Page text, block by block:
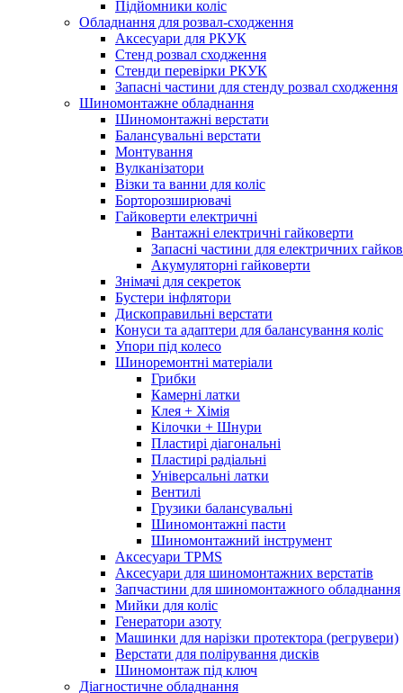
Підйомники коліс
Обладнання для розвал-сходження
Аксесуари для РКУК
Стенд розвал сходження
Стенди перевірки РКУК
Запасні частини для стенду розвал сходження
Шиномонтажне обладнання
Шиномонтажні верстати
Балансувальні верстати
Монтування
Вулканізатори
Візки та ванни для коліс
Борторозширювачі
Гайковерти електричні
Вантажні електричні гайковерти
Запасні частини для електричних
Акумуляторні гайковерти
Знімачі для секреток
Бустери інфлятори
Дископравильні верстати
Конуси та адаптери для балансування коліс
Упори під колесо
Шиноремонтні матеріали
Грибки
Камерні латки
Клея + Хімія
Кілочки + Шнури
Пластирі діагональні
Пластирі радіальні
Універсальні латки
Вентилі
Грузики балансувальні
Шиномонтажні пасти
Шиномонтажний інструмент
Аксесуари TPMS
Аксесуари для шиномонтажних верстатів
Запчастини для шиномонтажного обладнання
Мийки для коліс
Генератори азоту
Машинки для нарізки протектора (регрувери)
Верстати для полірування дисків
Шиномонтаж під ключ
Діагностичне обладнання